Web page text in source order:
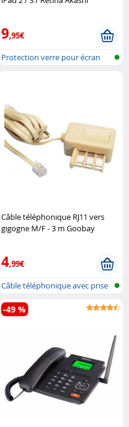
9,95€
Protection verre pour écran
Câble téléphonique RJ11 vers
gigogne M/F - 3 m Goobay
4,99€
Câble téléphonique avec prise
Gigog..
-49 %